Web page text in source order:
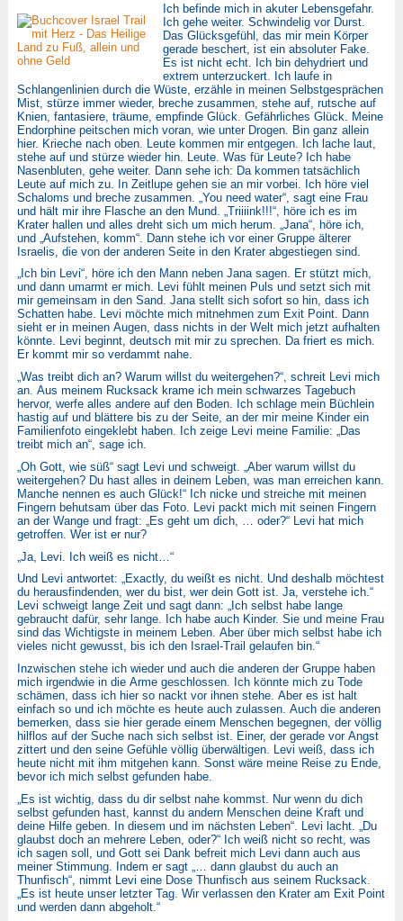
Ich befinde mich in akuter Lebensgefahr.
Ich gehe weiter. Schwindelig vor Durst.
Das Glücksgefühl, das mir mein Körper
gerade beschert, ist ein absoluter Fake.
Es ist nicht echt. Ich bin dehydriert und
extrem unterzuckert. Ich laufe in
Schlangenlinien durch die Wüste, erzähle in meinen Selbstgesprächen
Mist, stürze immer wieder, breche zusammen, stehe auf, rutsche auf
Knien, fantasiere, träume, empfinde Glück. Gefährliches Glück. Meine
Endorphine peitschen mich voran, wie unter Drogen. Bin ganz allein
hier. Krieche nach oben. Leute kommen mir entgegen. Ich lache laut,
stehe auf und stürze wieder hin. Leute. Was für Leute? Ich habe
Nasenbluten, gehe weiter. Dann sehe ich: Da kommen tatsächlich
Leute auf mich zu. In Zeitlupe gehen sie an mir vorbei. Ich höre viel
Schaloms und breche zusammen. „You need water“, sagt eine Frau
und hält mir ihre Flasche an den Mund. „Triiiink!!!“, höre ich es im
Krater hallen und alles dreht sich um mich herum. „Jana“, höre ich,
und „Aufstehen, komm“. Dann stehe ich vor einer Gruppe älterer
Israelis, die von der anderen Seite in den Krater abgestiegen sind.
„Ich bin Levi“, höre ich den Mann neben Jana sagen. Er stützt mich,
und dann umarmt er mich. Levi fühlt meinen Puls und setzt sich mit
mir gemeinsam in den Sand. Jana stellt sich sofort so hin, dass ich
Schatten habe. Levi möchte mich mitnehmen zum Exit Point. Dann
sieht er in meinen Augen, dass nichts in der Welt mich jetzt aufhalten
könnte. Levi beginnt, deutsch mit mir zu sprechen. Da friert es mich.
Er kommt mir so verdammt nahe.
„Was treibt dich an? Warum willst du weitergehen?“, schreit Levi mich
an. Aus meinem Rucksack krame ich mein schwarzes Tagebuch
hervor, werfe alles andere auf den Boden. Ich schlage mein Büchlein
hastig auf und blättere bis zu der Seite, an der mir meine Kinder ein
Familienfoto eingeklebt haben. Ich zeige Levi meine Familie: „Das
treibt mich an“, sage ich.
„Oh Gott, wie süß“ sagt Levi und schweigt. „Aber warum willst du
weitergehen? Du hast alles in deinem Leben, was man erreichen kann.
Manche nennen es auch Glück!“ Ich nicke und streiche mit meinen
Fingern behutsam über das Foto. Levi packt mich mit seinen Fingern
an der Wange und fragt: „Es geht um dich, … oder?“ Levi hat mich
getroffen. Wer ist er nur?
„Ja, Levi. Ich weiß es nicht…“
Und Levi antwortet: „Exactly, du weißt es nicht. Und deshalb möchtest
du herausfindenden, wer du bist, wer dein Gott ist. Ja, verstehe ich.“
Levi schweigt lange Zeit und sagt dann: „Ich selbst habe lange
gebraucht dafür, sehr lange. Ich habe auch Kinder. Sie und meine Frau
sind das Wichtigste in meinem Leben. Aber über mich selbst habe ich
vieles nicht gewusst, bis ich den Israel-Trail gelaufen bin.“
Inzwischen stehe ich wieder und auch die anderen der Gruppe haben
mich irgendwie in die Arme geschlossen. Ich könnte mich zu Tode
schämen, dass ich hier so nackt vor ihnen stehe. Aber es ist halt
einfach so und ich möchte es heute auch zulassen. Auch die anderen
bemerken, dass sie hier gerade einem Menschen begegnen, der völlig
hilflos auf der Suche nach sich selbst ist. Einer, der gerade vor Angst
zittert und den seine Gefühle völlig überwältigen. Levi weiß, dass ich
heute nicht mit ihm mitgehen kann. Sonst wäre meine Reise zu Ende,
bevor ich mich selbst gefunden habe.
„Es ist wichtig, dass du dir selbst nahe kommst. Nur wenn du dich
selbst gefunden hast, kannst du andern Menschen deine Kraft und
deine Hilfe geben. In diesem und im nächsten Leben“. Levi lacht. „Du
glaubst doch an mehrere Leben, oder?“ Ich weiß nicht so recht, was
ich sagen soll, und Gott sei Dank befreit mich Levi dann auch aus
meiner Stimmung. Indem er sagt „… dann glaubst du auch an
Thunfisch“, nimmt Levi eine Dose Thunfisch aus seinem Rucksack.
„Es ist heute unser letzter Tag. Wir verlassen den Krater am Exit Point
und werden dann abgeholt.“